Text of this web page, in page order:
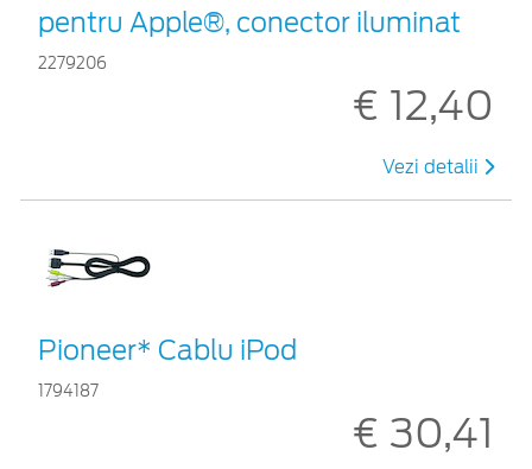
pentru Apple®, conector iluminat
2279206
€ 12,40
Vezi detalii
Pioneer* Cablu iPod
1794187
€ 30,41